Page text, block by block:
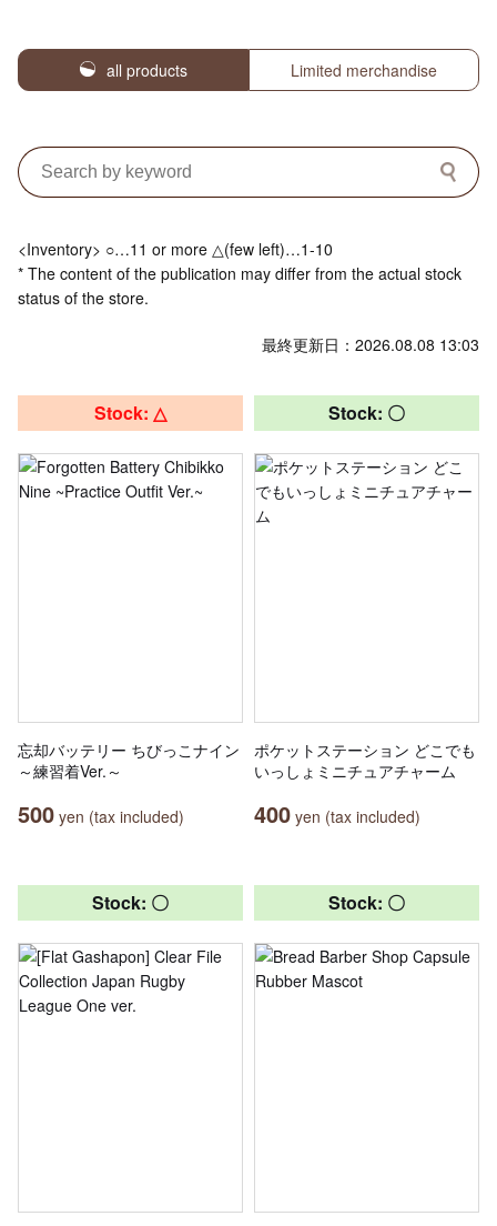
all products Limited merchandise
<Inventory> ○…11 or more △(few left)…1-10
* The content of the publication may differ from the actual stock
status of the store.
最終更新日：2026.08.08 13:03
Stock: △
忘却バッテリー ちびっこナイン
～練習着Ver.～
500 yen (tax included)
Stock: 〇
ポケットステーション どこでも
いっしょミニチュアチャーム
400 yen (tax included)
Stock: 〇 Stock: 〇